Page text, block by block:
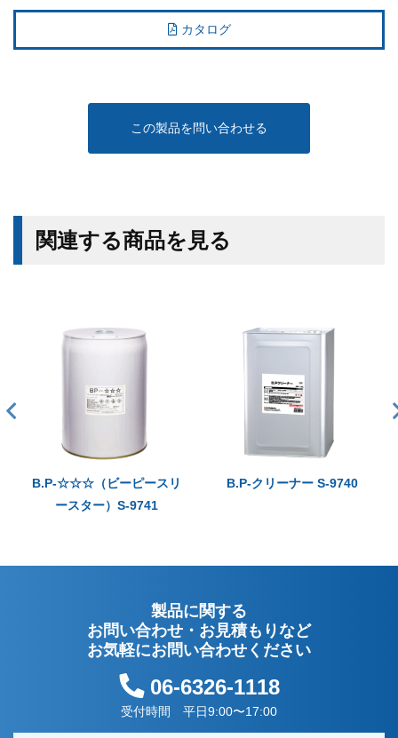
カタログ
この製品を問い合わせる
関連する商品を見る
B.P-☆☆☆（ビーピースリ
ースター）S-9741
B.P-クリーナー S-9740
製品に関する
お問い合わせ・お見積もりなど
お気軽にお問い合わせください
06-6326-1118
受付時間 平日9:00〜17:00